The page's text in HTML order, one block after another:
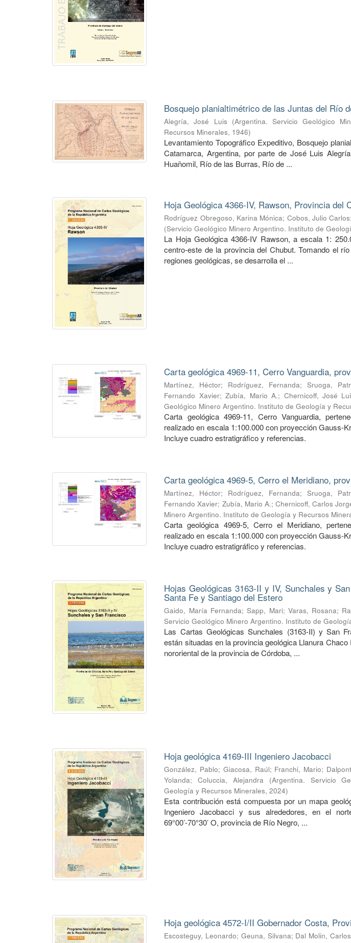
Bosquejo planialtimétrico de las Juntas del Río
Alegría, José Luis (Argentina. Servicio Geológico
Recursos Minerales, 1946)
Levantamiento Topográfico Expeditivo, Bosquejo
Catamarca, Argentina, por parte de José Luis
Huañomil, Río de las Burras, Río de ...
Hoja Geológica 4366-IV, Rawson, Provincia del
Rodríguez Obregoso, Karina Mónica; Cobos, Julio Carlos;
(Servicio Geológico Minero Argentino. Instituto de
La Hoja Geológica 4366-IV Rawson, a escala 1:
centro-este de la provincia del Chubut. Tomando el
regiones geológicas, se desarrolla el ...
Carta geológica 4969-11, Cerro Vanguardia,
Martínez, Héctor; Rodríguez, Fernanda;Sruoga,
Fernando Xavier;Zubía, Mario A.; Chernicoff, José
Geológico Minero Argentino. Instituto de Geología y
Carta geológica 4969-11, Cerro Vanguardia,
realizado en escala 1:100.000 con proyección Gauss-
Incluye cuadro estratigráfico y referencias.
Carta geológica 4969-5, Cerro el Meridiano,
Martínez, Héctor; Rodríguez, Fernanda;Sruoga,
Fernando Xavier; Zubía, Mario A.; Chernicoff, Carlos
Minero Argentino. Instituto de Geología y Recursos
Carta geológica 4969-5, Cerro el Meridiano,
realizado en escala 1:100.000 con proyección Gauss-
Incluye cuadro estratigráfico y referencias.
Hojas Geológicas 3163-II y IV, Sunchales y
Santa Fe y Santiago del Estero
Gaido, María Fernanda;Sapp, Mari; Varas, Rosana;
Servicio Geológico Minero Argentino. Instituto de
Las Cartas Geológicas Sunchales (3163-II) y San
están situadas en la provincia geológica Llanura
nororiental de la provincia de Córdoba, ...
Hoja geológica 4169-III Ingeniero Jacobacci
González, Pablo; Giacosa, Raúl; Franchi, Mario;
Yolanda;Coluccia, Alejandra (Argentina. Servicio
Geología y Recursos Minerales,2024)
Esta contribución está compuesta por un mapa
Ingeniero Jacobacci y sus alrededores, en el
69°00’-70°30’ O, provincia de Río Negro, ...
Hoja geológica 4572-I/II Gobernador Costa,
Escosteguy, Leonardo; Geuna, Silvana; Dal Molin, Carlos